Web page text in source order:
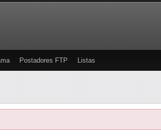
Postadores FTP Listas